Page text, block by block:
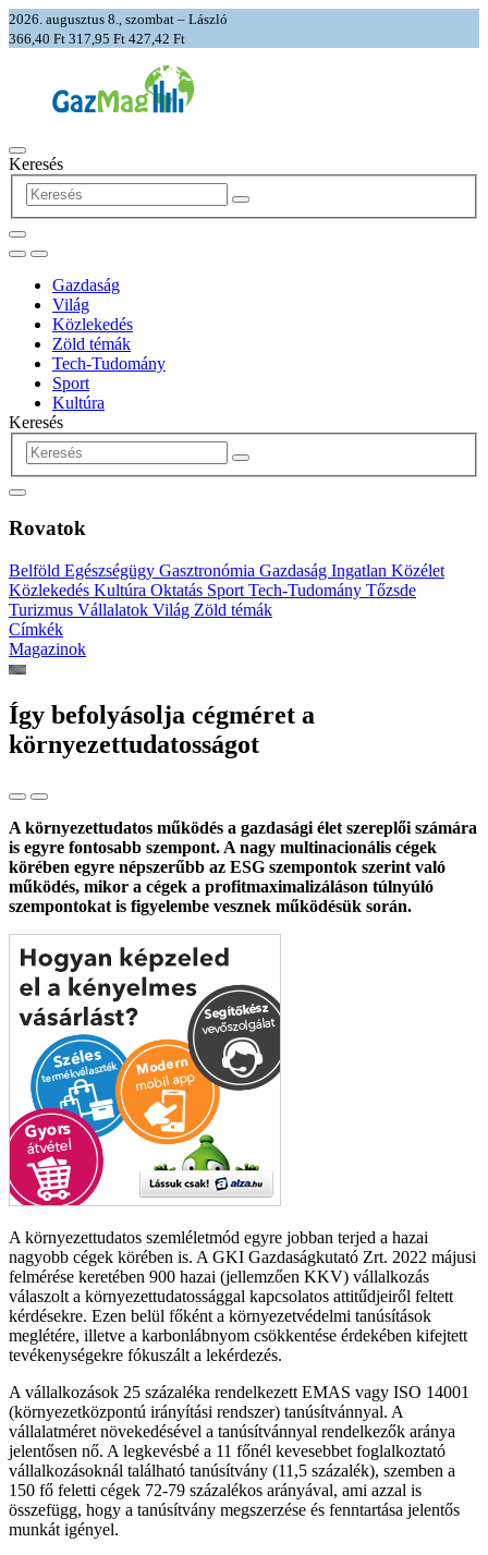
2026. augusztus 8., szombat – László
366,40 Ft 317,95 Ft 427,42 Ft
Keresés
Gazdaság
Világ
Közlekedés
Zöld témák
Tech-Tudomány
Sport
Kultúra
Keresés
Rovatok
Belföld Egészségügy Gasztronómia Gazdaság Ingatlan Közélet
Közlekedés Kultúra Oktatás Sport Tech-Tudomány Tőzsde
Turizmus Vállalatok Világ Zöld témák
Címkék
Magazinok
Így befolyásolja cégméret a
környezettudatosságot
A környezettudatos működés a gazdasági élet szereplői számára
is egyre fontosabb szempont. A nagy multinacionális cégek
körében egyre népszerűbb az ESG szempontok szerint való
működés, mikor a cégek a profitmaximalizáláson túlnyúló
szempontokat is figyelembe vesznek működésük során.
A környezettudatos szemléletmód egyre jobban terjed a hazai
nagyobb cégek körében is. A GKI Gazdaságkutató Zrt. 2022 májusi
felmérése keretében 900 hazai (jellemzően KKV) vállalkozás
válaszolt a környezettudatossággal kapcsolatos attitűdjeiről feltett
kérdésekre. Ezen belül főként a környezetvédelmi tanúsítások
meglétére, illetve a karbonlábnyom csökkentése érdekében kifejtett
tevékenységekre fókuszált a lekérdezés.
A vállalkozások 25 százaléka rendelkezett EMAS vagy ISO 14001
(környezetközpontú irányítási rendszer) tanúsítvánnyal. A
vállalatméret növekedésével a tanúsítvánnyal rendelkezők aránya
jelentősen nő. A legkevésbé a 11 főnél kevesebbet foglalkoztató
vállalkozásoknál található tanúsítvány (11,5 százalék), szemben a
150 fő feletti cégek 72-79 százalékos arányával, ami azzal is
összefügg, hogy a tanúsítvány megszerzése és fenntartása jelentős
munkát igényel.